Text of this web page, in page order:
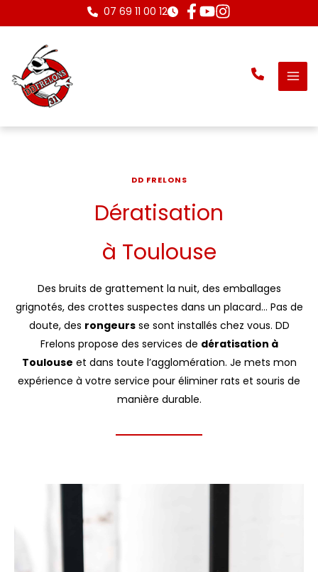
au
contenu
07 69 11 00 12
DD FRELONS
Dératisation
à Toulouse
Des bruits de grattement la nuit, des emballages
grignotés, des crottes suspectes dans un placard… Pas de
doute, des rongeursse sont installés chez vous. DD
Frelons propose des services de dératisation à
Toulouse et dans toute l’agglomération. Je mets mon
expérience à votre service pour éliminer rats et souris de
manière durable.